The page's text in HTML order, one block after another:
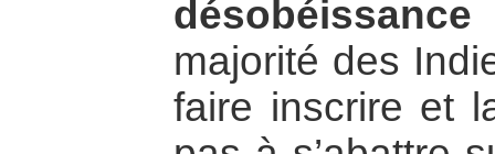
majorité des
faire inscrire et